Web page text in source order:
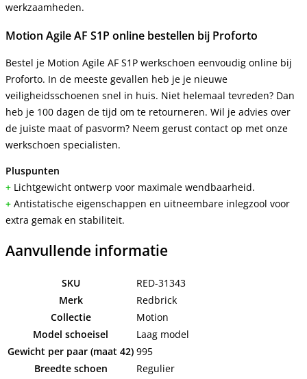
werkzaamheden.
Motion Agile AF S1P online bestellen bij Proforto
Bestel je Motion Agile AF S1P werkschoen eenvoudig online bij
Proforto. In de meeste gevallen heb je je nieuwe
veiligheidsschoenen snel in huis. Niet helemaal tevreden? Dan
heb je 100 dagen de tijd om te retourneren. Wil je advies over
de juiste maat of pasvorm? Neem gerust contact op met onze
werkschoen specialisten.
Pluspunten
+ Lichtgewicht ontwerp voor maximale wendbaarheid.
+ Antistatische eigenschappen en uitneembare inlegzool voor
extra gemak en stabiliteit.
Aanvullende informatie
SKU
RED-31343
Merk
Redbrick
Collectie
Motion
Model schoeisel
Laag model
Gewicht per paar (maat 42) 995
Breedte schoen
Regulier